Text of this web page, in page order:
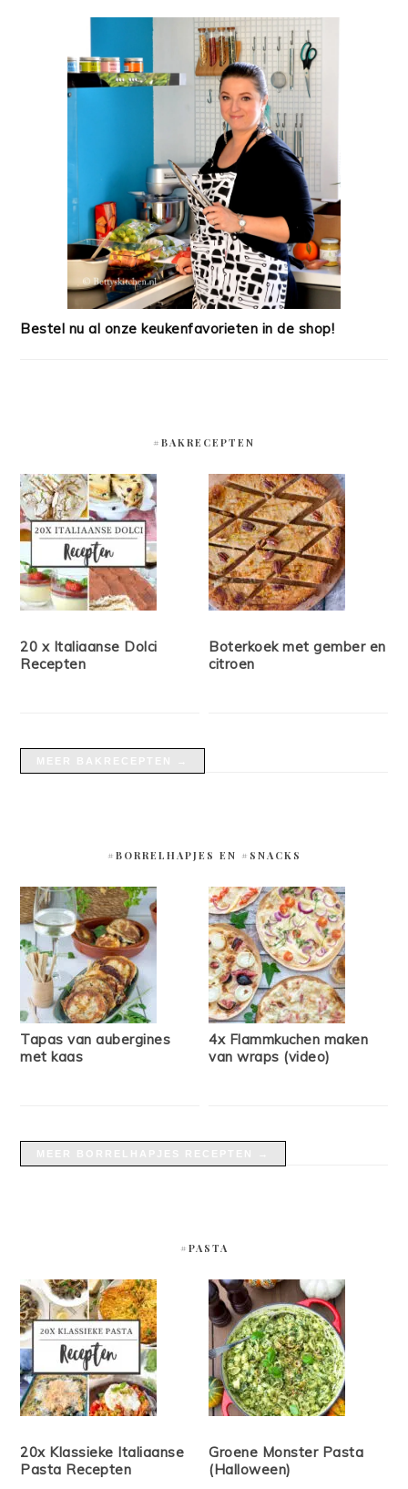
Bestel nu al onze keukenfavorieten in de shop!
#BAKRECEPTEN
20 x Italiaanse Dolci
Recepten
Boterkoek met gember en
citroen
#BORRELHAPJES EN #SNACKS
Tapas van aubergines
met kaas
4x Flammkuchen maken
van wraps (video)
#PASTA
20x Klassieke Italiaanse
Pasta Recepten
Groene Monster Pasta
(Halloween)